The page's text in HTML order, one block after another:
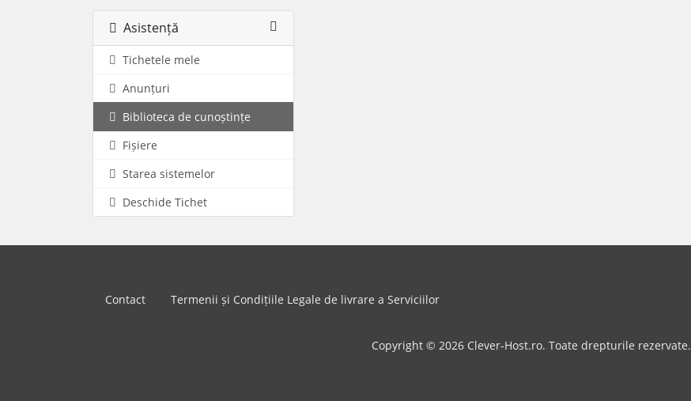
Asistență
Tichetele mele
Anunțuri
Biblioteca de cunoștințe
Fișiere
Starea sistemelor
Deschide Tichet
Contact Termenii și Condițiile Legale de livrare a Serviciilor
Copyright © 2026 Clever-Host.ro. Toate drepturile rezervate.